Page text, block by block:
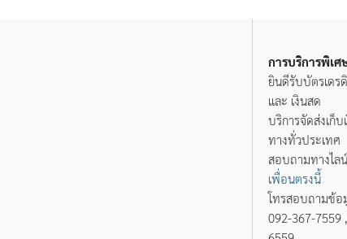
การบริการพิเศ
ยินดีรับบัตรเดร
และ เงินสด
บริการจัดส่งเก็บ
ทางทั่วประเทศ
สอบถามทางไลน์
เพื่อนตรงนี้
โทรสอบถามข้อ
092-367-7559